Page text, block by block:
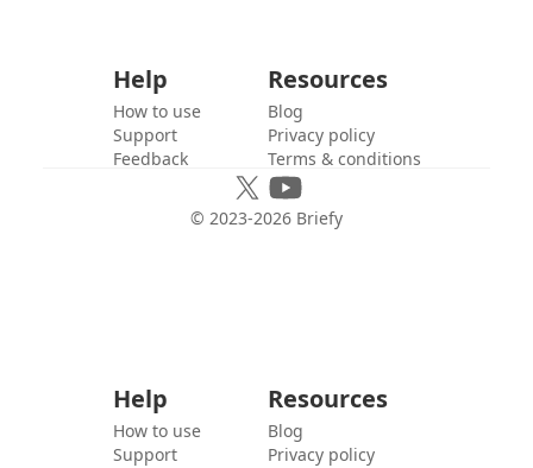
Help
How to use
Support
Feedback
Resources
Blog
Privacy policy
Terms & conditions
© 2023-2026 Briefy
Help
How to use
Support
Resources
Blog
Privacy policy